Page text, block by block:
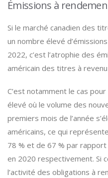
Émissions à
Si le marché canadien des
un nombre élevé
2022, c’est l’atrophie des
américain des titres à
C’est notamment le cas
élevé où le volume des
premiers mois de l’année
américains, ce qui
78 % et de 67 % par
en 2020 respectivement. Si
l’activité des obligations à